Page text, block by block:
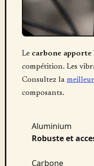
Le carbone apporte
compétition. Les
Consultez la
composants.
Aluminium
Robuste et
Carbone